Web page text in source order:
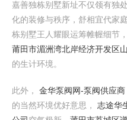
嘉善独栋别墅新址不仅领有独
化的装修与秩序，舒相宜代家
栋别墅王人耀眼运筹帷幄细节
莆田市湄洲湾北岸经济开发区
的生计环境。
此外， 金华泵阀网-泵阀供应
的当然环境优好意思， 志途华